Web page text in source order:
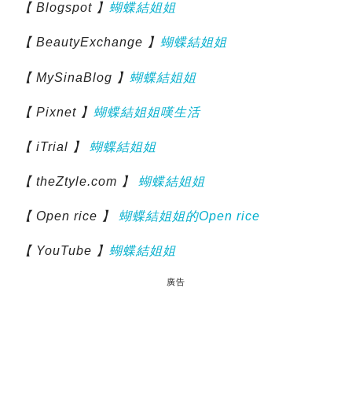
【 Blogspot 】 蝴蝶結姐姐
【 BeautyExchange 】 蝴蝶結姐姐
【 MySinaBlog 】 蝴蝶結姐姐
【 Pixnet 】 蝴蝶結姐姐嘆生活
【 iTrial 】 蝴蝶結姐姐
【 theZtyle.com 】 蝴蝶結姐姐
【 Open rice 】 蝴蝶結姐姐的Open rice
【 YouTube 】 蝴蝶結姐姐
廣告